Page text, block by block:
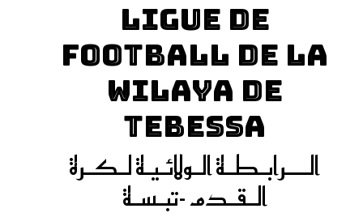
LIGUE DE
FOOTBALL DE LA
WILAYA DE
TEBESSA
الـــرابـطـة الـولائـيـة لـكـرة
الـقـدم -تبـسـة